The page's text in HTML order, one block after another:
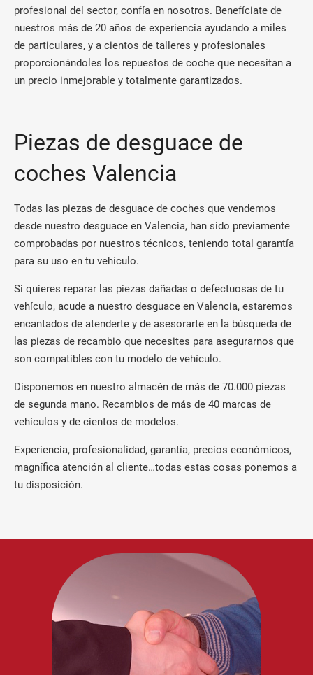
profesional del sector, confía en nosotros. Benefíciate de
nuestros más de 20 años de experiencia ayudando a miles
de particulares, y a cientos de talleres y profesionales
proporcionándoles los repuestos de coche que necesitan a
un precio inmejorable y totalmente garantizados.
Piezas de desguace de
coches Valencia
Todas las piezas de desguace de coches que vendemos
desde nuestro desguace en Valencia, han sido previamente
comprobadas por nuestros técnicos, teniendo total garantía
para su uso en tu vehículo.
Si quieres reparar las piezas dañadas o defectuosas de tu
vehículo, acude a nuestro desguace en Valencia, estaremos
encantados de atenderte y de asesorarte en la búsqueda de
las piezas de recambio que necesites para asegurarnos que
son compatibles con tu modelo de vehículo.
Disponemos en nuestro almacén de más de 70.000 piezas
de segunda mano. Recambios de más de 40 marcas de
vehículos y de cientos de modelos.
Experiencia, profesionalidad, garantía, precios económicos,
magnífica atención al cliente…todas estas cosas ponemos a
tu disposición.